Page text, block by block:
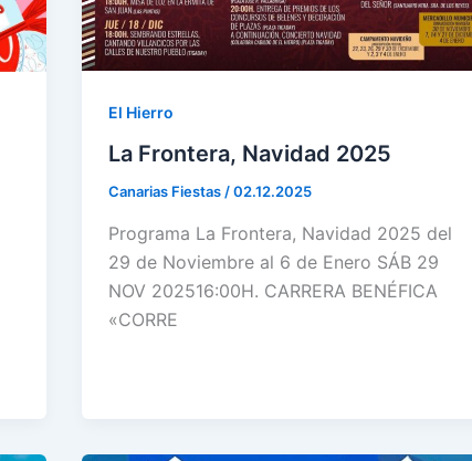
El Hierro
La Frontera, Navidad 2025
Canarias Fiestas/02.12.2025
Programa La Frontera, Navidad 2025 del
29 de Noviembre al 6 de Enero SÁB 29
NOV 202516:00H. CARRERA BENÉFICA
«CORRE